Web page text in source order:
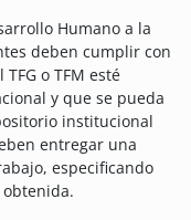
Humano a la
deben cumplir con
o TFM esté
y que se pueda
institucional
entregar una
especificando